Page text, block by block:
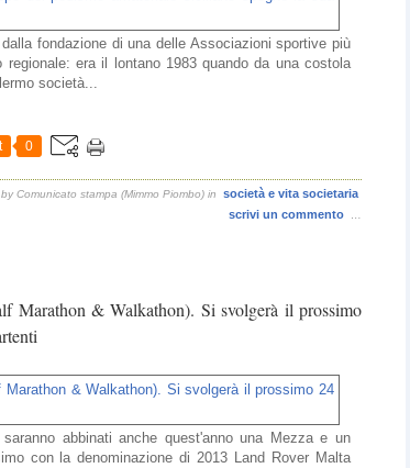
fondazione di una delle Associazioni sportive più
era il lontano 1983 quando da una costola
società...
0
Comunicato stampa (Mimmo Piombo) in
società e vita societaria
scrivi un commento
Marathon & Walkathon). Si svolgerà il prossimo
abbinati anche quest'anno una Mezza e un
con la denominazione di 2013 Land Rover Malta